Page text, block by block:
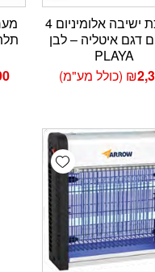
מערכת ישיבה אלומיניום 4
דגם איטליה – לבן
PLAYA
₪ (כולל מע"מ)
Add wishlist